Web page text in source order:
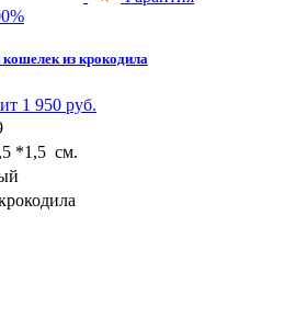
из крокодила
1 950 руб.
*1,5 см.